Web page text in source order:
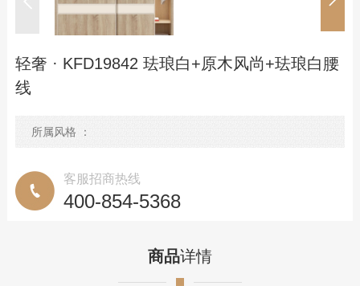
系我们
联系方式
在线留言
轻奢 · KFD19842 珐琅白+原木风尚+珐琅白腰
线
所属风格 ：
客服招商热线
400-854-5368
商品详情